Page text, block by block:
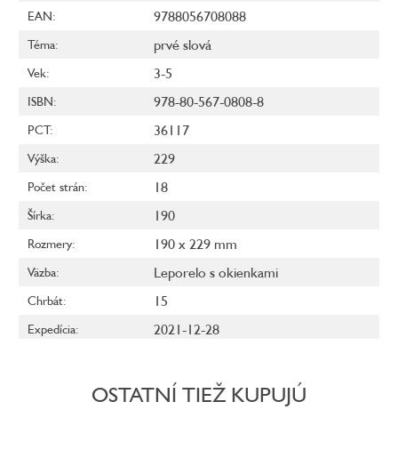
EAN: 9788056708088
Téma: prvé slová
Vek: 3-5
ISBN: 978-80-567-0808-8
PCT: 36117
Výška: 229
Počet strán: 18
Šírka: 190
Rozmery: 190 x 229 mm
Väzba: Leporelo s okienkami
Chrbát: 15
Expedícia: 2021-12-28
OSTATNÍ TIEŽ KUPUJÚ